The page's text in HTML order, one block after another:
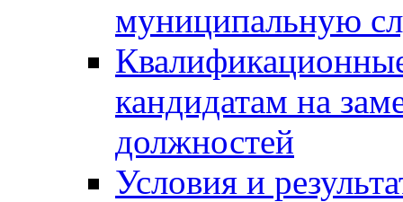
муниципальную
кандидатам на
должностей
Условия и